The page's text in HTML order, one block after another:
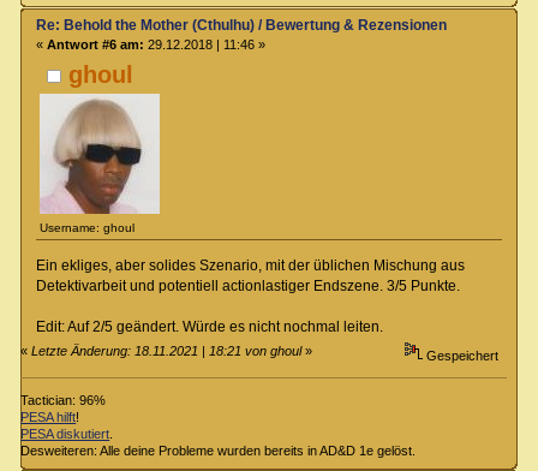
ghoul
Username: ghoul
Re: Behold the Mother (Cthulhu) / Bewertung & Rezensionen
« Antwort #6 am: 29.12.2018 | 11:46 »
Ein ekliges, aber solides Szenario, mit der üblichen Mischung aus
Detektivarbeit und potentiell actionlastiger Endszene. 3/5 Punkte.
Edit: Auf 2/5 geändert. Würde es nicht nochmal leiten.
«Letzte Änderung: 18.11.2021 | 18:21 von ghoul» Gespeichert
Tactician: 96%
PESA hilft!
PESA diskutiert
Desweiteren: Alle deine Probleme wurden bereits in AD&D 1e gelöst.